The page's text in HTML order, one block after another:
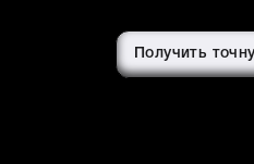
Получить